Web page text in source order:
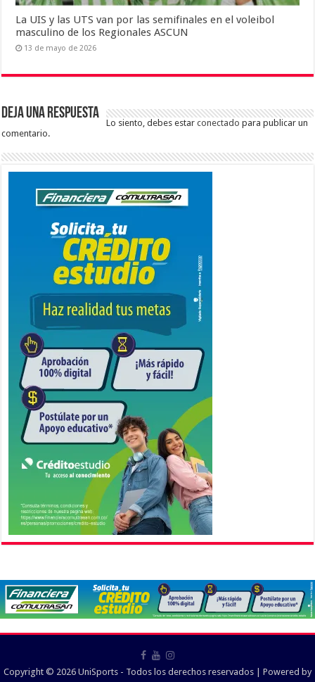
La UIS y las UTS van por las semifinales en el voleibol
masculino de los Regionales ASCUN
13 de mayo de 2026
Deja una respuesta
Lo siento, debes estarconectado para publicar un
comentario.
Copyright © 2026 UniSports - Todos los derechos reservados | Powered by